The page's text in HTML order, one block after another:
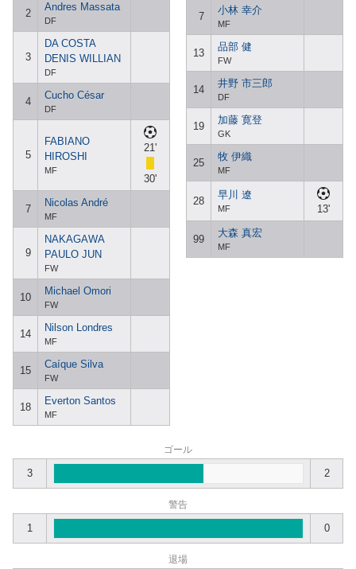
2
Andres Massata
DF
3
DA COSTA
DENIS WILLIAN
DF
4
Cucho César
DF
5
FABIANO
HIROSHI
MF
21'
30'
7
Nicolas André
MF
9
NAKAGAWA
PAULO JUN
FW
10
Michael Omori
FW
14
Nilson Londres
MF
15
Caíque Silva
FW
18
Everton Santos
MF
7
小林 幸介
MF
13
品部 健
FW
14
井野 市三郎
DF
19
加藤 寛登
GK
25
牧 伊織
MF
28
早川 遼
MF 13'
99
大森 真宏
MF
ゴール
3 2
警告
1 0
退場